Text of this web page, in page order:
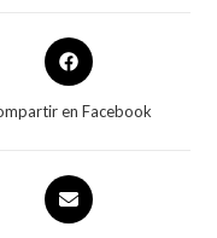
en Facebook